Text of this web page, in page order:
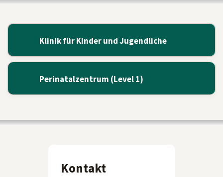
Klinik für Kinder und Jugendliche
Perinatalzentrum (Level 1)
Kontakt